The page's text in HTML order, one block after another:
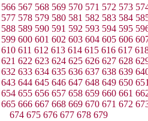
566 567 568 569 570 571 572 573
577 578 579 580 581 582 583 584
588 589 590 591 592 593 594 595
599 600 601 602 603 604 605 606
610 611 612 613 614 615 616 617
621 622 623 624 625 626 627 628
632 633 634 635 636 637 638 639
643 644 645 646 647 648 649 650
654 655 656 657 658 659 660 661
665 666 667 668 669 670 671 672
674 675 676 677 678 679